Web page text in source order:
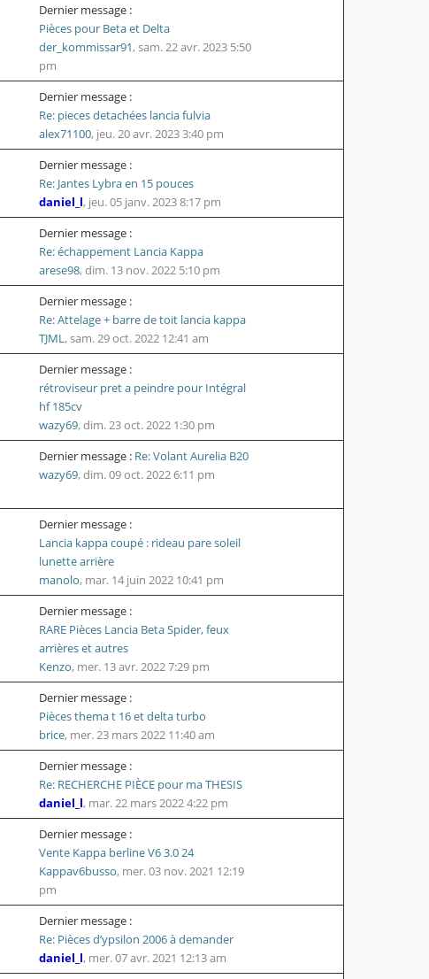
Dernier message :
Pièces pour Beta et Delta
der_kommissar91, sam. 22 avr. 2023 5:50
pm
Dernier message :
Re: pieces detachées lancia fulvia
alex71100, jeu. 20 avr. 2023 3:40 pm
Dernier message :
Re: Jantes Lybra en 15 pouces
daniel_l, jeu. 05 janv. 2023 8:17 pm
Dernier message :
Re: échappement Lancia Kappa
arese98, dim. 13 nov. 2022 5:10 pm
Dernier message :
Re: Attelage + barre de toit lancia kappa
TJML , sam. 29 oct. 2022 12:41 am
Dernier message :
rétroviseur pret a peindre pour Intégral
hf 185cv
wazy69, dim. 23 oct. 2022 1:30 pm
Dernier message : Re: Volant Aurelia B20
wazy69, dim. 09 oct. 2022 6:11 pm
Dernier message :
Lancia kappa coupé : rideau pare soleil
lunette arrière
manolo, mar. 14 juin 2022 10:41 pm
Dernier message :
RARE Pièces Lancia Beta Spider, feux
arrières et autres
Kenzo, mer. 13 avr. 2022 7:29 pm
Dernier message :
Pièces thema t 16 et delta turbo
brice, mer. 23 mars 2022 11:40 am
Dernier message :
Re: RECHERCHE PIÈCE pour ma THESIS
daniel_l, mar. 22 mars 2022 4:22 pm
Dernier message :
Vente Kappa berline V6 3.0 24
Kappav6busso, mer. 03 nov. 2021 12:19
pm
Dernier message :
Re: Pièces d’ypsilon 2006 à demander
daniel_l, mer. 07 avr. 2021 12:13 am